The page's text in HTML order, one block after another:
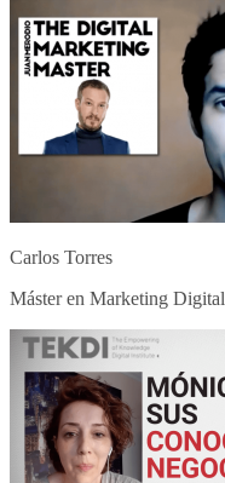
Carlos Torres
Máster en Marketing Digital